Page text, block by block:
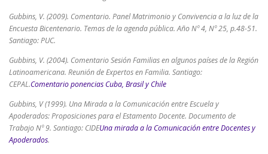
Gubbins, V. (2009). Comentario. Panel Matrimonio y Convivencia a la luz de la
Encuesta Bicentenario. Temas de la agenda pública. Año Nº 4, Nº 25, p.48-51.
Santiago: PUC.
Gubbins, V. (2004). Comentario Sesión Familias en algunos países de la Región
Latinoamericana. Reunión de Expertos en Familia. Santiago:
CEPAL.Comentario ponencias Cuba, Brasil y Chile
Gubbins, V (1999). Una Mirada a la Comunicación entre Escuela y
Apoderados: Proposiciones para el Estamento Docente. Documento de
Trabajo Nº 9. Santiago: CIDEUna mirada a la Comunicación entre Docentes y
Apoderados.